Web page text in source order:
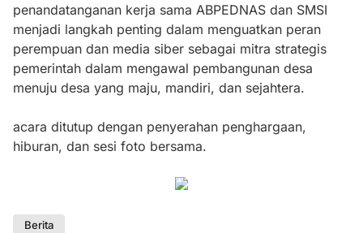
penandatanganan kerja sama ABPEDNAS dan SMSI
menjadi langkah penting dalam menguatkan peran
perempuan dan media siber sebagai mitra strategis
pemerintah dalam mengawal pembangunan desa
menuju desa yang maju, mandiri, dan sejahtera.
acara ditutup dengan penyerahan penghargaan,
hiburan, dan sesi foto bersama.
Berita